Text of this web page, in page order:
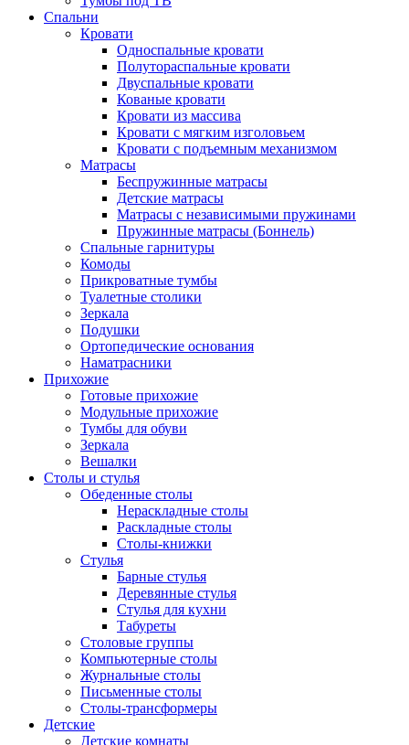
Спальни
Кровати
Односпальные кровати
Полутораспальные кровати
Двуспальные кровати
Кованые кровати
Кровати из массива
Кровати с мягким изголовьем
Кровати с подъемным механизмом
Матрасы
Беспружинные матрасы
Детские матрасы
Матрасы с независимыми пружинами
Пружинные матрасы (Боннель)
Спальные гарнитуры
Комоды
Прикроватные тумбы
Туалетные столики
Зеркала
Подушки
Ортопедические основания
Наматрасники
Прихожие
Готовые прихожие
Модульные прихожие
Тумбы для обуви
Зеркала
Вешалки
Столы и стулья
Обеденные столы
Нераскладные столы
Раскладные столы
Столы-книжки
Стулья
Барные стулья
Деревянные стулья
Стулья для кухни
Табуреты
Столовые группы
Компьютерные столы
Журнальные столы
Письменные столы
Столы-трансформеры
Детские
Детские комнаты